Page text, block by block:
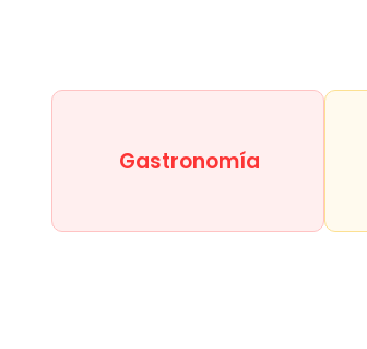
Gastronomía